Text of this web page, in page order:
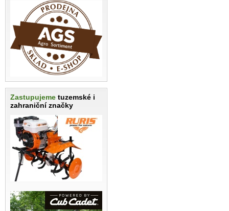
Zastupujeme tuzemské i
zahraniční značky